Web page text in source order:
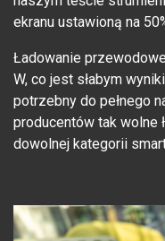
ekranu ustawioną na
Ładowanie
W, co jest słabym
potrzebny do pełnego
producentów tak wolne
dowolnej kategorii